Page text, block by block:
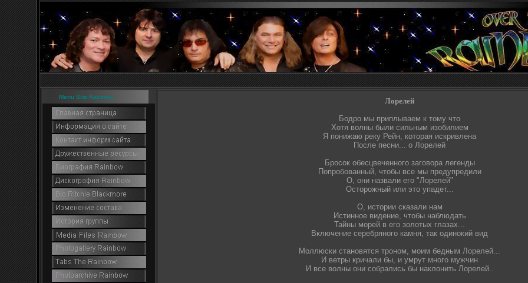
Menu Site Rainbow Лорелей
Бодро мы приплываем к тому что
Хотя волны были сильным изобилием
Я понижаю реку Рейн, которая искривлена
После песни... о Лорелей
Бросок обесцвеченного заговора легенды
Попробованный, чтобы все мы предупредили
О, они назвали его "Лорелей"
Осторожный или это упадет...
О, истории сказали нам
Истинное видение, чтобы наблюдать
Тайны морей в его золотых глазах...
Включение серебряного камня, так одинокий вид
Моллюски становятся троном, моим бедным Лорелей...
И ветры кричали бы, и умрут много мужчин
И все волны они собрались бы наклонить Лорелей..